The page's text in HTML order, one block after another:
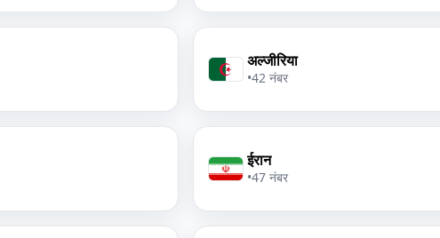
अल्जीरिया
•42 नंबर
ईरान
•47 नंबर